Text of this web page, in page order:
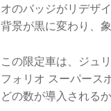
オのバッジがリデザ
背景が黒に変わり、
この限定車は、ジュ
フォリオ スーパース
どの数が導入される